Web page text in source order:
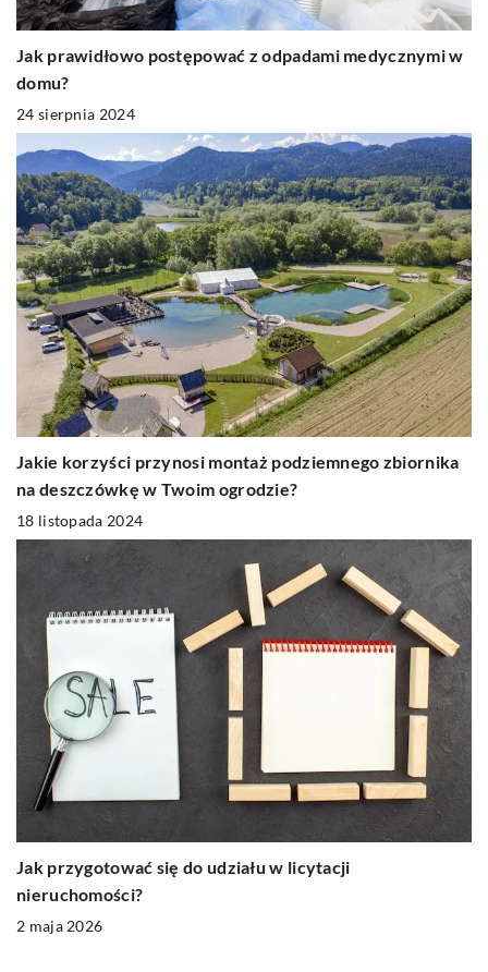
Jak prawidłowo postępować z odpadami medycznymi w
domu?
24 sierpnia 2024
Jakie korzyści przynosi montaż podziemnego zbiornika
na deszczówkę w Twoim ogrodzie?
18 listopada 2024
Jak przygotować się do udziału w licytacji
nieruchomości?
2 maja 2026